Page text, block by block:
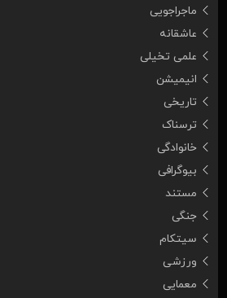
ماجراجویی
عاشقانه
علمی تخیلی
انیمیشن
تاریخی
ترسناک
خانوادگی
بیوگرافی
مستند
جنگی
سیتکام
ورزشی
معمایی